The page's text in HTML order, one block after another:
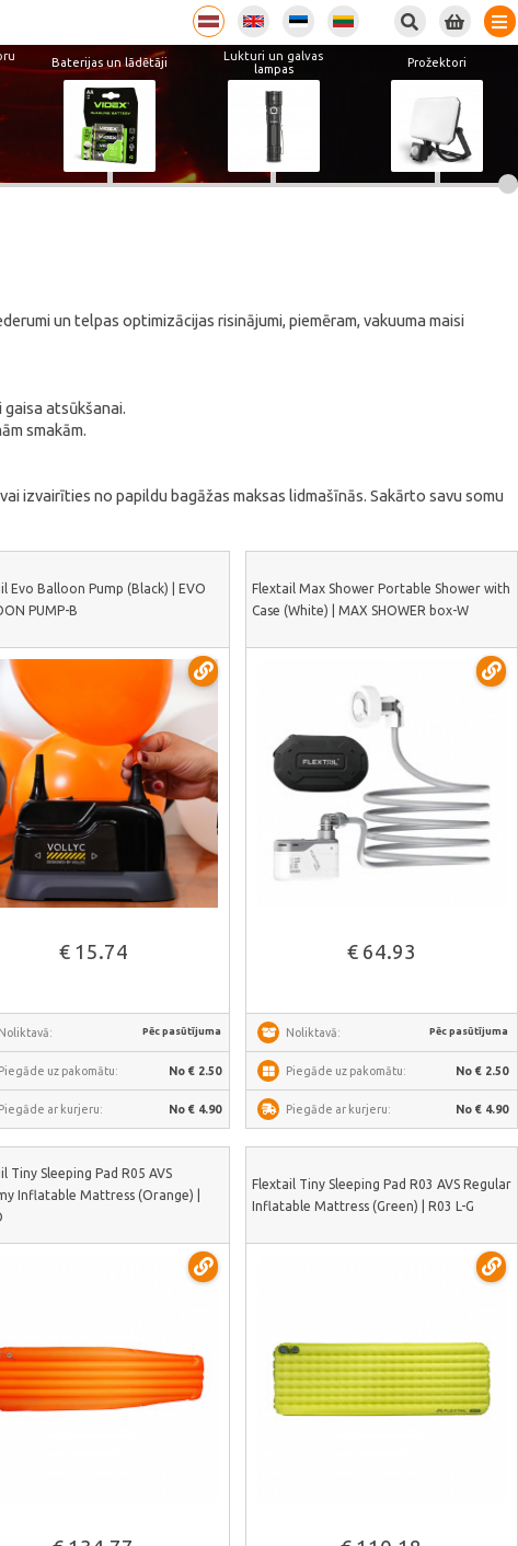
Baterijas un lādētāji
Lukturi un galvas
lampas
Prožektori
un telpas optimizācijas risinājumi, piemēram, vakuuma maisi
atsūkšanai.
smakām.
izvairīties no papildu bagāžas maksas lidmašīnās. Sakārto savu somu
Evo Balloon Pump (Black) | EVO
PUMP-B
€ 15.74
Noliktavā: Pēc pasūtījuma
Piegāde uz pakomātu: No € 2.50
Piegāde ar kurjeru: No € 4.90
Skatīt vairāk
Flextail Max Shower Portable Shower with
Case (White) | MAX SHOWER box-W
€ 64.93
Noliktavā: Pēc pasūtījuma
Piegāde uz pakomātu: No € 2.50
Piegāde ar kurjeru: No € 4.90
Tiny Sleeping Pad R05 AVS
Inflatable Mattress (Orange) |
Flextail Tiny Sleeping Pad R03 AVS Regular
Inflatable Mattress (Green) | R03 L-G